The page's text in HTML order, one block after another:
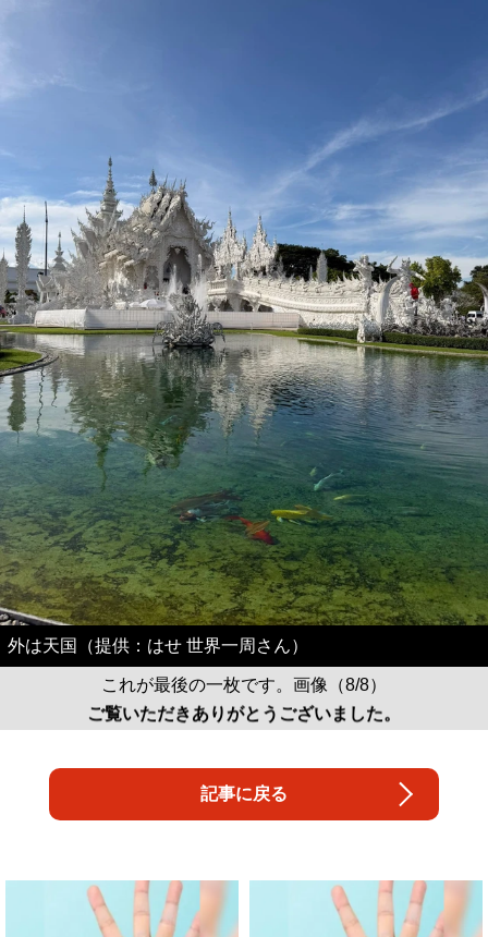
外は天国（提供：はせ 世界一周さん）
これが最後の一枚です。画像（8/8）
ご覧いただきありがとうございました。
記事に戻る